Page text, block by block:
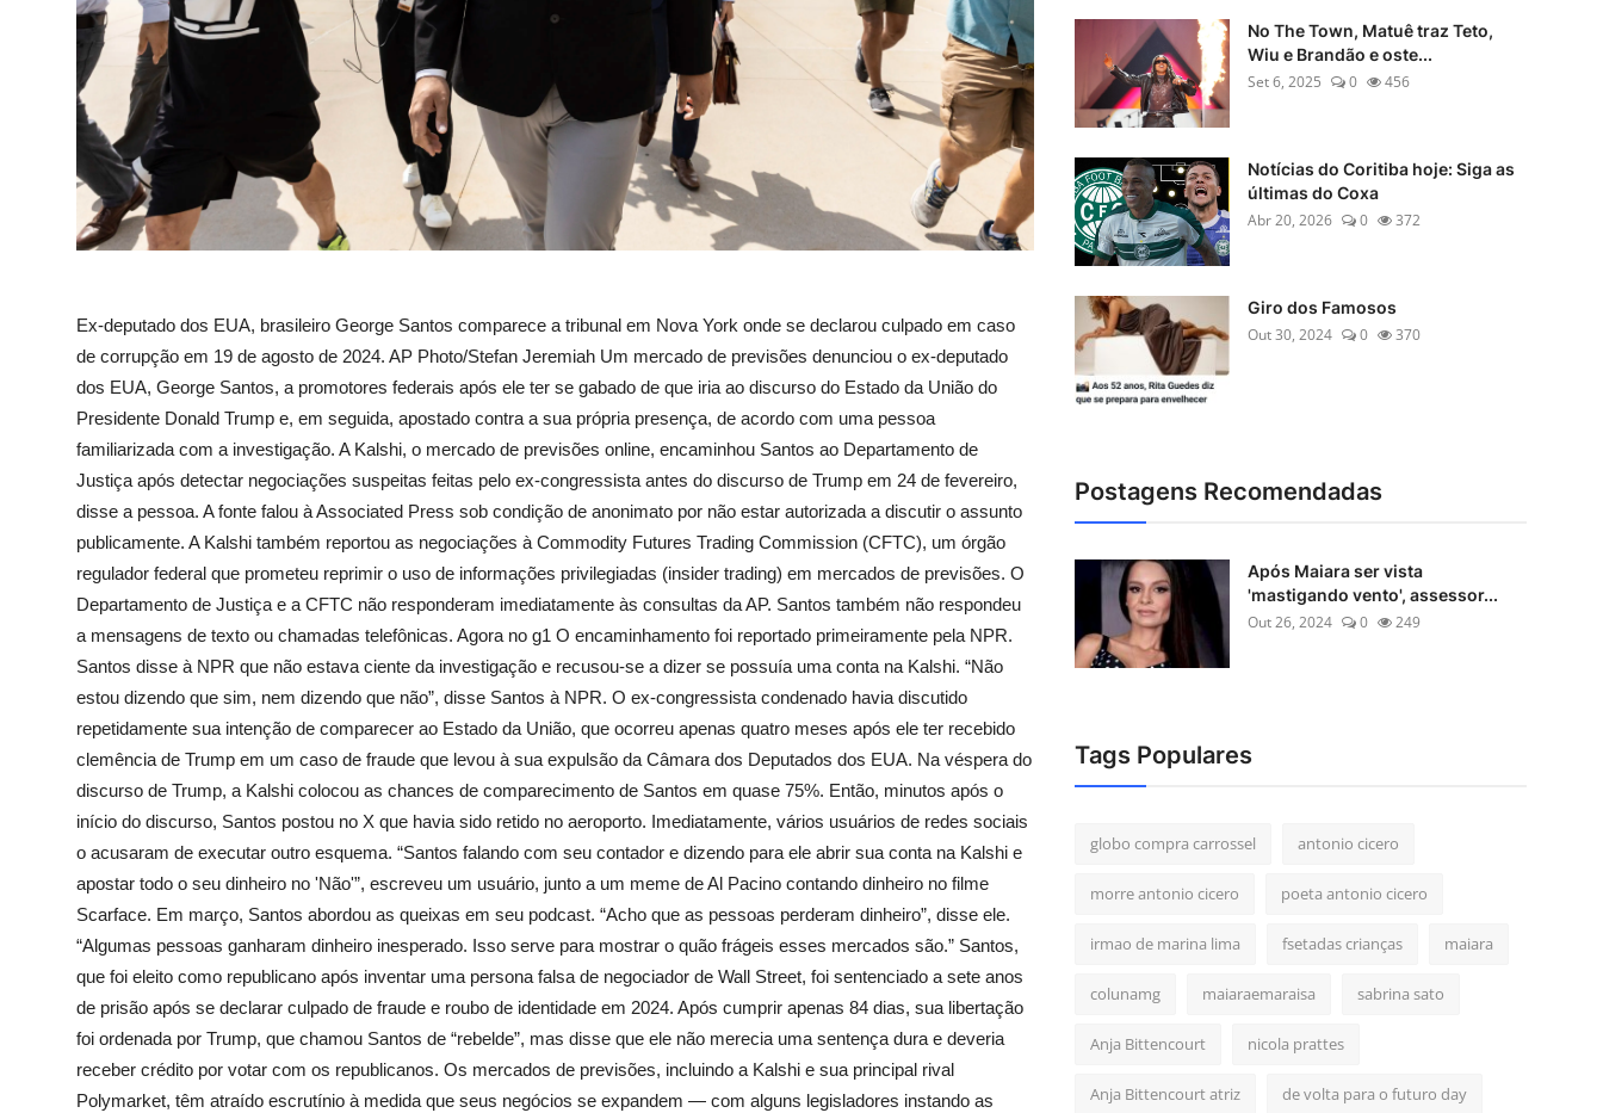
Ex-deputado dos EUA, brasileiro George Santos comparece a tribunal em Nova York onde se declarou culpado em caso
de corrupção em 19 de agosto de 2024. AP Photo/Stefan Jeremiah Um mercado de previsões denunciou o ex-deputado
dos EUA, George Santos, a promotores federais após ele ter se gabado de que iria ao discurso do Estado da União do
Presidente Donald Trump e, em seguida, apostado contra a sua própria presença, de acordo com uma pessoa
familiarizada com a investigação. A Kalshi, o mercado de previsões online, encaminhou Santos ao Departamento de
Justiça após detectar negociações suspeitas feitas pelo ex-congressista antes do discurso de Trump em 24 de fevereiro,
disse a pessoa. A fonte falou à Associated Press sob condição de anonimato por não estar autorizada a discutir o assunto
publicamente. A Kalshi também reportou as negociações à Commodity Futures Trading Commission (CFTC), um órgão
regulador federal que prometeu reprimir o uso de informações privilegiadas (insider trading) em mercados de previsões. O
Departamento de Justiça e a CFTC não responderam imediatamente às consultas da AP. Santos também não respondeu
a mensagens de texto ou chamadas telefônicas. Agora no g1 O encaminhamento foi reportado primeiramente pela NPR.
Santos disse à NPR que não estava ciente da investigação e recusou-se a dizer se possuía uma conta na Kalshi. “Não
estou dizendo que sim, nem dizendo que não”, disse Santos à NPR. O ex-congressista condenado havia discutido
repetidamente sua intenção de comparecer ao Estado da União, que ocorreu apenas quatro meses após ele ter recebido
clemência de Trump em um caso de fraude que levou à sua expulsão da Câmara dos Deputados dos EUA. Na véspera do
discurso de Trump, a Kalshi colocou as chances de comparecimento de Santos em quase 75%. Então, minutos após o
início do discurso, Santos postou no X que havia sido retido no aeroporto. Imediatamente, vários usuários de redes sociais
o acusaram de executar outro esquema. “Santos falando com seu contador e dizendo para ele abrir sua conta na Kalshi e
apostar todo o seu dinheiro no 'Não'”, escreveu um usuário, junto a um meme de Al Pacino contando dinheiro no filme
Scarface. Em março, Santos abordou as queixas em seu podcast. “Acho que as pessoas perderam dinheiro”, disse ele.
“Algumas pessoas ganharam dinheiro inesperado. Isso serve para mostrar o quão frágeis esses mercados são.” Santos,
que foi eleito como republicano após inventar uma persona falsa de negociador de Wall Street, foi sentenciado a sete anos
de prisão após se declarar culpado de fraude e roubo de identidade em 2024. Após cumprir apenas 84 dias, sua libertação
foi ordenada por Trump, que chamou Santos de “rebelde”, mas disse que ele não merecia uma sentença dura e deveria
receber crédito por votar com os republicanos. Os mercados de previsões, incluindo a Kalshi e sua principal rival
Polymarket, têm atraído escrutínio à medida que seus negócios se expandem — com alguns legisladores instando as
No The Town, Matuê traz Teto,
Wiu e Brandão e oste...
Set 6, 2025
0 456
Notícias do Coritiba hoje: Siga as
últimas do Coxa
Abr 20, 2026
0 372
Giro dos Famosos
Out 30, 2024
0 370
Postagens Recomendadas
Após Maiara ser vista
'mastigando vento', assessor...
Out 26, 2024
0 249
Tags Populares
globo compra carrossel antonio cicero
morre antonio cicero poeta antonio cicero
irmao de marina lima fsetadas crianças maiara
colunamg maiaraemaraisa sabrina sato
Anja Bittencourt nicola prattes
Anja Bittencourt atriz de volta para o futuro day